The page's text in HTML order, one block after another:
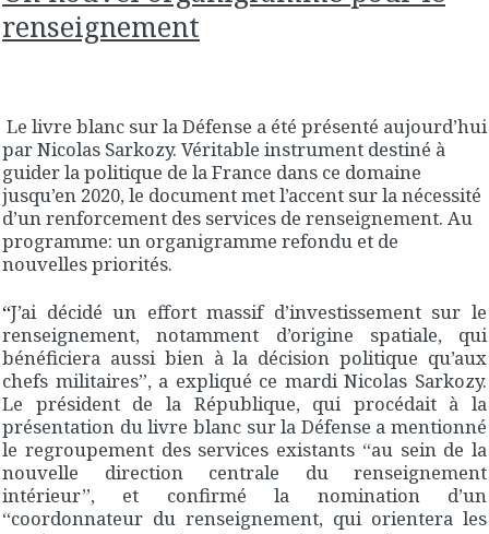
renseignement
Le livre blanc sur la Défense a été présenté aujourd’hui
par Nicolas Sarkozy. Véritable instrument destiné à
guider la politique de la France dans ce domaine
jusqu’en 2020, le document met l’accent sur la nécessité
d’un renforcement des services de renseignement. Au
programme: un organigramme refondu et de
nouvelles priorités.
“J’ai décidé un effort massif d’investissement sur le
renseignement, notamment d’origine spatiale, qui
bénéficiera aussi bien à la décision politique qu’aux
chefs militaires”, a expliqué ce mardi Nicolas Sarkozy.
Le président de la République, qui procédait à la
présentation du livre blanc sur la Défense a mentionné
le regroupement des services existants “au sein de la
nouvelle direction centrale du renseignement
intérieur”, et confirmé la nomination d’un
“coordonnateur du renseignement, qui orientera les